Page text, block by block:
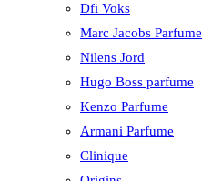
Dfi Voks
Marc Jacobs Parfume
Nilens Jord
Hugo Boss parfume
Kenzo Parfume
Armani Parfume
Clinique